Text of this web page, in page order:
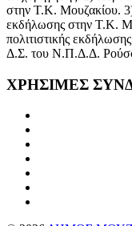
στην Τ.Κ. Μουζακίου. 3)
εκδήλωσης στην Τ.Κ.
πολιτιστικής
Δ.Σ. του Ν.Π.Δ.Δ.
ΧΡΗΣΙΜΕΣ